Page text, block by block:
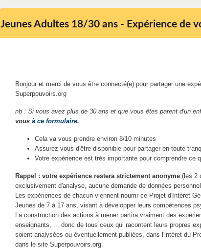
Jeunes Adultes 18/30 ans - Expérience de
Bonjour et merci de vous être connecté(e) pour partager une
Superpouvoirs.org
nb : Si vous avez plus de 30 ans et que vous êtes parent d'un
vous à ce formulaire.
Cela va vous prendre environ 8/10 minutes
Assurez-vous d'être disponible pour partager en toute
Votre expérience est trés importante pour comprendre ce
Rappel : votre expérience restera strictement anonyme (les 2
exclusivement d'analyse, aucune demande de données
Les expériences de chacun viennent nourrir ce Projet d'Intéret
Jeunes de 7 à 17 ans, visant à développer leurs compétences
La construction des actions à mener partira vraiment des
enseignants, ... donc de tous ceux qui racontent leurs propres
soient analysées ou éventuellement publiées, dans l'intéret du
dans le site Superpouvoirs.org.